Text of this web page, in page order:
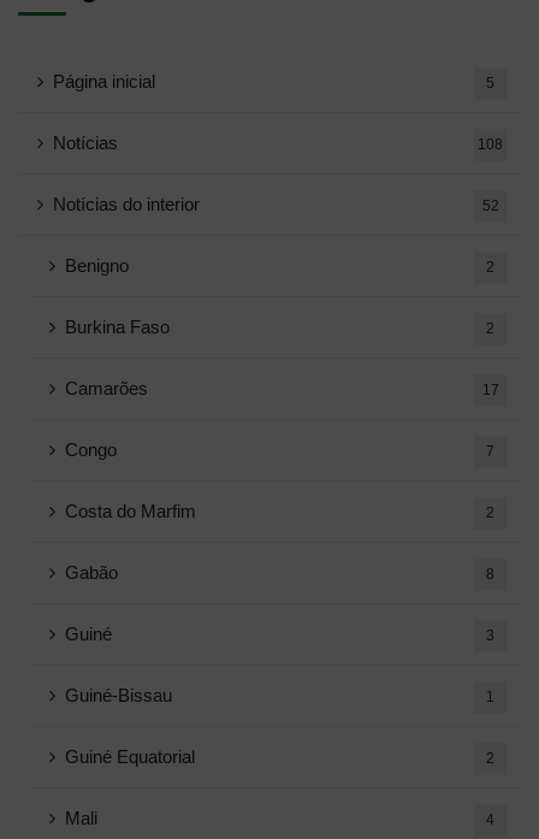
Página inicial 5
Notícias 108
Notícias do interior 52
Benigno 2
Burkina Faso 2
Camarões 17
Congo 7
Costa do Marfim 2
Gabão 8
Guiné 3
Guiné-Bissau 1
Guiné Equatorial 2
Mali 4